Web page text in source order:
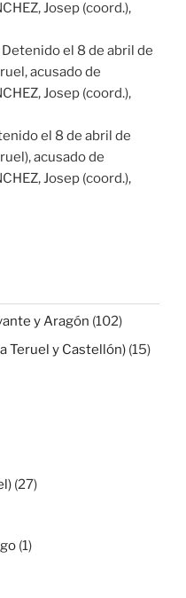
Josep (coord.),
el 8 de abril de
acusado de
Josep (coord.),
el 8 de abril de
acusado de
Josep (coord.),
y Aragón (102)
Teruel y Castellón) (15)
(27)
(1)